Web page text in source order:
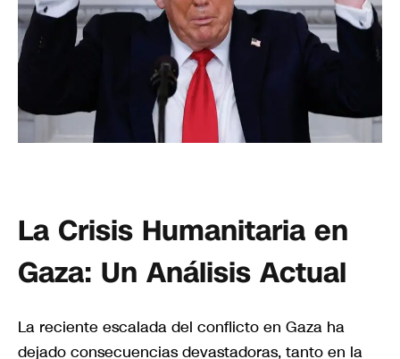
La Crisis Humanitaria en
Gaza: Un Análisis Actual
La reciente escalada del conflicto en Gaza ha
dejado consecuencias devastadoras, tanto en la